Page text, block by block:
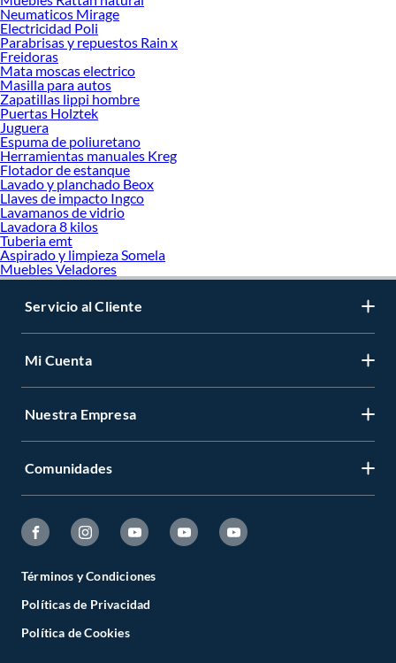
Neumaticos Mirage
Electricidad Poli
Parabrisas y repuestos Rain x
Freidoras
Mata moscas electrico
Masilla para autos
Zapatillas lippi hombre
Puertas Holztek
Juguera
Espuma de poliuretano
Herramientas manuales Kreg
Flotador de estanque
Lavado y planchado Beox
Llaves de impacto Ingco
Lavamanos de vidrio
Lavadora 8 kilos
Tuberia emt
Aspirado y limpieza Somela
Muebles Veladores
Servicio al Cliente
Mi Cuenta
Nuestra Empresa
Comunidades
Términos y Condiciones
Políticas de Privacidad
Política de Cookies